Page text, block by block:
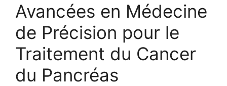
Avancées en Médecine
de Précision pour le
Traitement du Cancer
du Pancréas